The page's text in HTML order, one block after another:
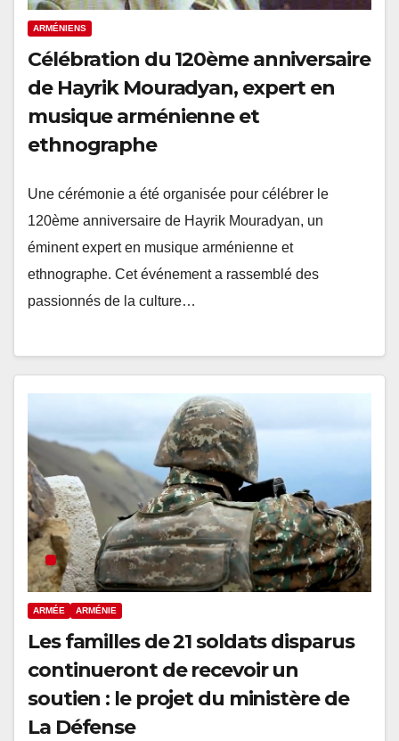
ARMÉNIENS
Célébration du 120ème anniversaire
de Hayrik Mouradyan, expert en
musique arménienne et
ethnographe
Une cérémonie a été organisée pour célébrer le
120ème anniversaire de Hayrik Mouradyan, un
éminent expert en musique arménienne et
ethnographe. Cet événement a rassemblé des
passionnés de la culture…
ARMÉE ARMÉNIE
Les familles de 21 soldats disparus
continueront de recevoir un
soutien : le projet du ministère de
La Défense